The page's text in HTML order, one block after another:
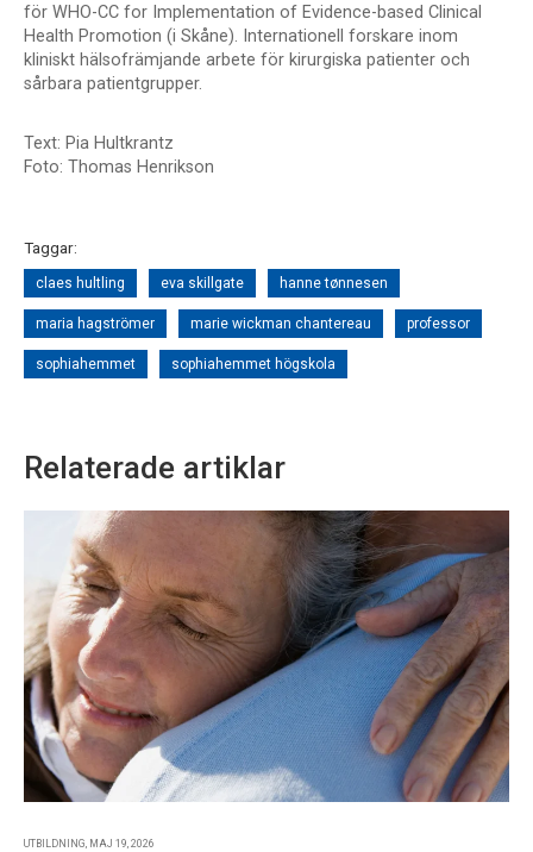
för WHO-CC for Implementation of Evidence-based Clinical
Health Promotion (i Skåne). Internationell forskare inom
kliniskt hälsofrämjande arbete för kirurgiska patienter och
sårbara patientgrupper.
Text: Pia Hultkrantz
Foto: Thomas Henrikson
Taggar:
claes hultling eva skillgate hanne tønnesen
maria hagströmer marie wickman chantereau professor
sophiahemmet sophiahemmet högskola
Relaterade artiklar
UTBILDNING, MAJ 19, 2026